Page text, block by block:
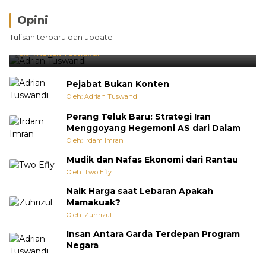
Opini
Tulisan terbaru dan update
Brasil Lebih Diunggulkan, tetapi Jepang Selalu
Punya Cara Membuat Kejutan
Oleh:Adrian Tuswandi
Pejabat Bukan Konten
Oleh: Adrian Tuswandi
Perang Teluk Baru: Strategi Iran
Menggoyang Hegemoni AS dari Dalam
Oleh: Irdam Imran
Mudik dan Nafas Ekonomi dari Rantau
Oleh: Two Efly
Naik Harga saat Lebaran Apakah
Mamakuak?
Oleh: Zuhrizul
Insan Antara Garda Terdepan Program
Negara